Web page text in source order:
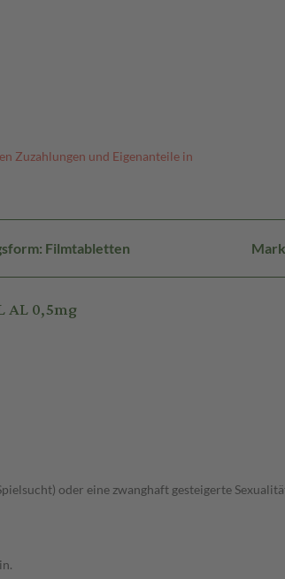
Zuzahlungen und Eigenanteile in
Filmtabletten
0,5mg
oder eine zwanghaft gesteigerte